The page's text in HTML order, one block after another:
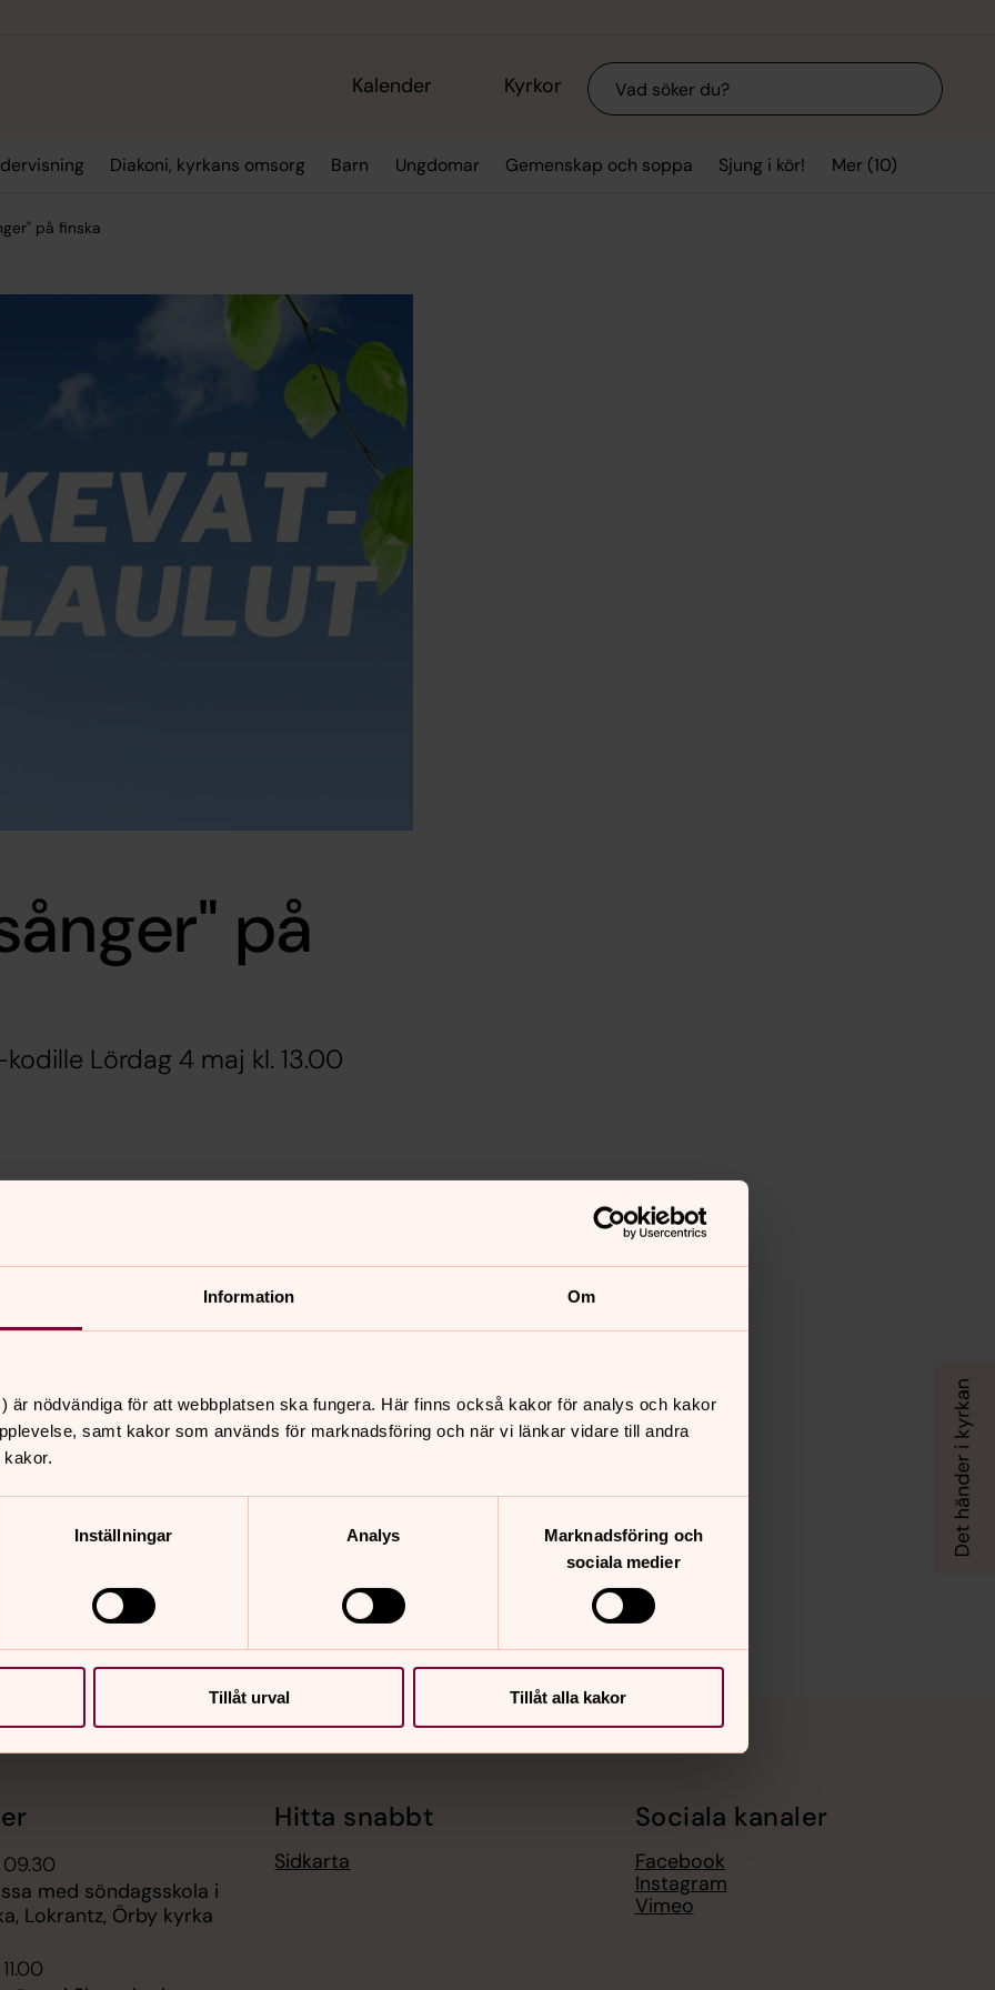
Information Om
är nödvändiga för att webbplatsen ska fungera. Här finns också kakor för analys och kakor
samt kakor som används för marknadsföring och när vi länkar vidare till andra
Inställningar Analys
Marknadsföring och
sociala medier
Tillåt urval Tillåt alla kakor
Kalender Kyrkor Sök
Diakoni, kyrkans omsorg Barn Ungdomar Gemenskap och soppa Sjung i kör! Mer (10)
på finska
på
Lördag 4 maj kl. 13.00
med söndagsskola i
Lokrantz, Örby kyrka
Hitta snabbt
Sidkarta
Sociala kanaler
Facebook
Instagram
Vimeo